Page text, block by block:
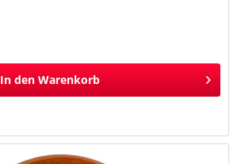
In den Warenkorb